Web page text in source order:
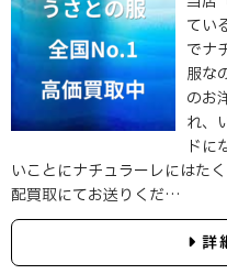
てい
でナ
服な
のお
れ、
ドに
いことにナチュラーレにはた
配買取にてお送りくだ…
詳